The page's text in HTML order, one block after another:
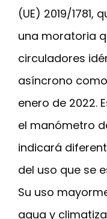
(UE) 2019/1781,
una moratoria
circuladores
asíncrono
enero de 2022.
el manómetro
indicará
del uso que se
Su uso
agua y